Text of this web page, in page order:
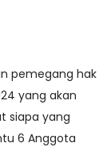
pemegang hak
yang akan
siapa yang
6 Anggota